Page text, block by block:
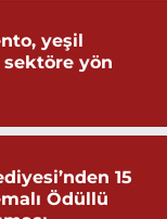
yeşil
yön
15
Ödüllü